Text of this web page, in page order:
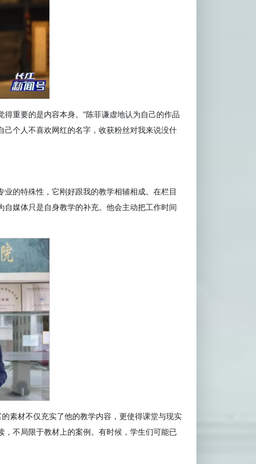
重要的是内容本身。”陈菲谦虚地认为自己的作品
个人不喜欢网红的名字，收获粉丝对我来说没什
的特殊性，它刚好跟我的教学相辅相成。在栏目
媒体只是自身教学的补充。他会主动把工作时间
素材不仅充实了他的教学内容，更使得课堂与现实
不局限于教材上的案例。有时候，学生们可能已